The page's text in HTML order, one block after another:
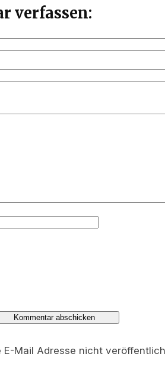
verfassen:
Mail Adresse nicht